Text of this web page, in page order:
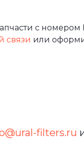
с номером
связи или
filters.ru